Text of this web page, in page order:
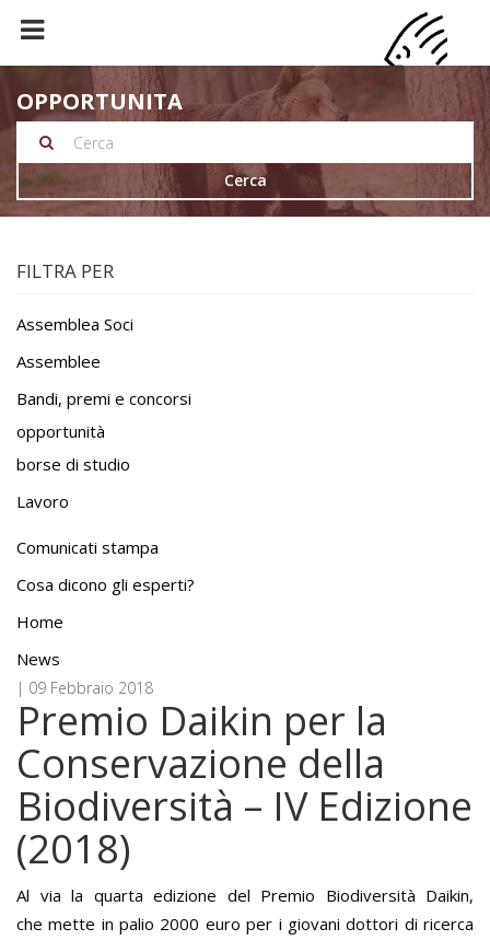
OPPORTUNITA
Cerca
FILTRA PER
Assemblea Soci
Assemblee
Bandi, premi e concorsi
opportunità
borse di studio
Lavoro
Comunicati stampa
Cosa dicono gli esperti?
Home
News
| 09 Febbraio 2018
Premio Daikin per la
Conservazione della
Biodiversità – IV Edizione
(2018)
Al via la quarta edizione del Premio Biodiversità Daikin,
che mette in palio 2000 euro per i giovani dottori di ricerca